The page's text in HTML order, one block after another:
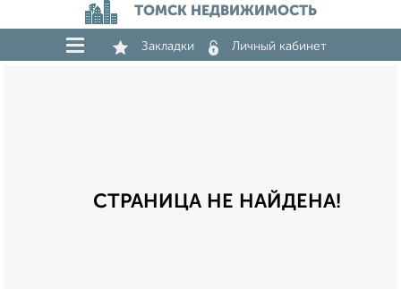
ТОМСК НЕДВИЖИМОСТЬ
Закладки Личный кабинет
СТРАНИЦА НЕ НАЙДЕНА!